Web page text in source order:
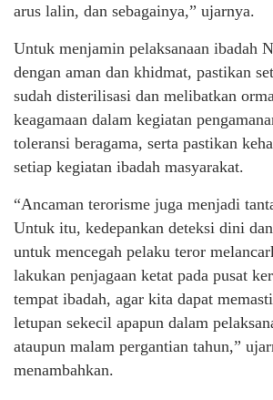
arus lalin, dan sebagainya,” ujarnya.
Untuk menjamin pelaksanaan ibadah
dengan aman dan khidmat, pastikan
sudah disterilisasi dan melibatkan
keagamaan dalam kegiatan
toleransi beragama, serta pastikan
setiap kegiatan ibadah masyarakat.
“Ancaman terorisme juga menjadi
Untuk itu, kedepankan deteksi dini
untuk mencegah pelaku teror
lakukan penjagaan ketat pada pusat
tempat ibadah, agar kita dapat
letupan sekecil apapun dalam
ataupun malam pergantian tahun,”
menambahkan.